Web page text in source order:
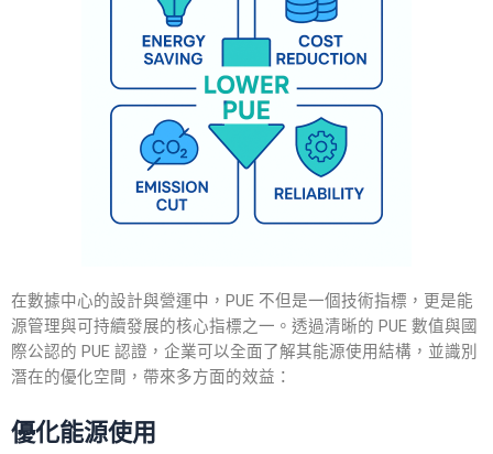
在數據中心的設計與營運中，PUE 不但是一個技術指標，更是能
源管理與可持續發展的核心指標之一。透過清晰的 PUE 數值與國
際公認的 PUE 認證，企業可以全面了解其能源使用結構，並識別
潛在的優化空間，帶來多方面的效益：
優化能源使用